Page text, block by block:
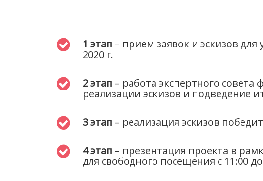
1 этап – прием заявок и эскизов для
2020 г.
2 этап – работа экспертного
реализации эскизов и подведение
3 этап – реализация эскизов
4 этап – презентация проекта в
для свободного посещения с 11:00